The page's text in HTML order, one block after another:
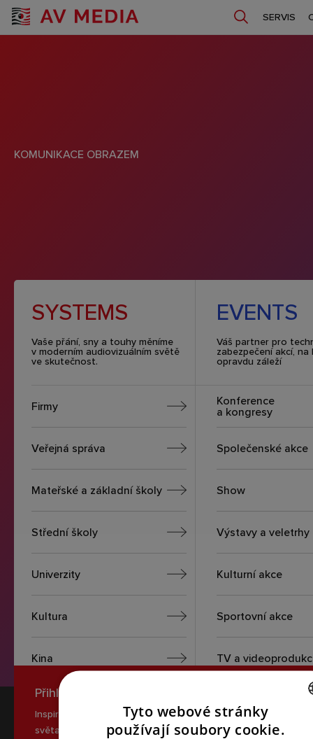
SERVIS
KOMUNIKACE OBRAZEM
SYSTEMS
Vaše přání, sny a touhy měníme
v moderním audiovizuálním světě
ve skutečnost.
Firmy
Veřejná správa
Mateřské a základní školy
Střední školy
Univerzity
Kultura
Kina
EVENTS
Váš partner pro
zabezpečení akcí,
opravdu záleží
Konference
a kongresy
Společenské akce
Show
Výstavy a veletrhy
Kulturní akce
Sportovní akce
TV a
Přihlaste se k odběru novinek
Inspirace, novinky a zajímavé tipy ze
světa AV komunikace
Tyto webové stránky
používají soubory cookie.